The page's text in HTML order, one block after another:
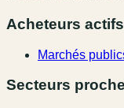
Acheteurs actifs
Marchés
Secteurs